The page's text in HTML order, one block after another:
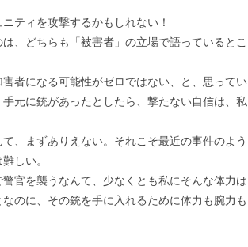
ティを攻撃するかもしれない！
、どちらも「被害者」の立場で語っているとこ
者になる可能性がゼロではない、と、思ってい
元に銃があったとしたら、撃たない自信は、私
、まずありえない。それこそ最近の事件のよう
しい。
官を襲うなんて、少なくとも私にそんな体力は
のに、その銃を手に入れるために体力も腕力も